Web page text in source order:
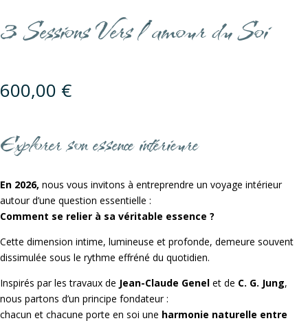
3 Sessions Vers l’amour du Soi
600,00 €
Explorer son essence intérieure
En 2026, nous vous invitons à entreprendre un voyage intérieur
autour d’une question essentielle :
Comment se relier à sa véritable essence ?
Cette dimension intime, lumineuse et profonde, demeure souvent
dissimulée sous le rythme effréné du quotidien.
Inspirés par les travaux de Jean-Claude Genel et de C. G. Jung,
nous partons d’un principe fondateur :
chacun et chacune porte en soi une harmonie naturelle entre